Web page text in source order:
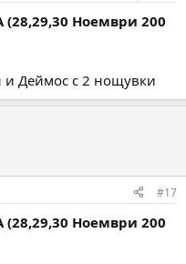
(28,29,30 Ноември 200
и Деймос с 2 нощувки
#17
(28,29,30 Ноември 200